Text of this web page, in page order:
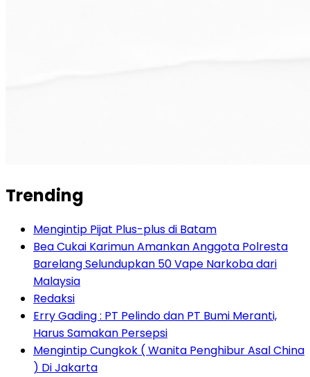
Trending
Mengintip Pijat Plus-plus di Batam
Bea Cukai Karimun Amankan Anggota Polresta
Barelang Selundupkan 50 Vape Narkoba dari
Malaysia
Redaksi
Erry Gading : PT Pelindo dan PT Bumi Meranti,
Harus Samakan Persepsi
Mengintip Cungkok ( Wanita Penghibur Asal China
) Di Jakarta